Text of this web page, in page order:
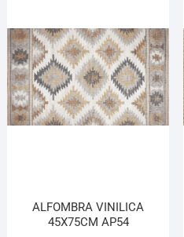
ALFOMBRA VINILICA
45X75CM AP54